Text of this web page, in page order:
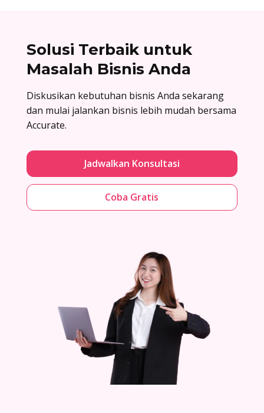
Solusi Terbaik untuk
Masalah Bisnis Anda
Diskusikan kebutuhan bisnis Anda sekarang
dan mulai jalankan bisnis lebih mudah bersama
Accurate.
Jadwalkan Konsultasi
Coba Gratis